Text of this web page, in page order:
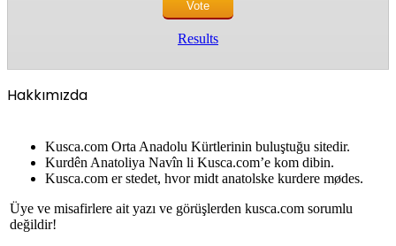
Results
Hakkımızda
Kusca.com Orta Anadolu Kürtlerinin buluştuğu sitedir.
Kurdên Anatoliya Navîn li Kusca.com’e kom dibin.
Kusca.com er stedet, hvor midt anatolske kurdere mødes.
Üye ve misafirlere ait yazı ve görüşlerden kusca.com sorumlu
değildir!